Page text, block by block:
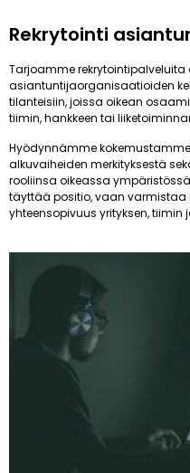
Rekrytointi
Tarjoamme
asiantuntijaorganisaatioiden
tilanteisiin, joissa oikean
tiimin, hankkeen tai
Hyödynnämme
alkuvaiheiden merkityksestä
rooliinsa oikeassa
täyttää positio, vaan
yhteensopivuus yrityksen,